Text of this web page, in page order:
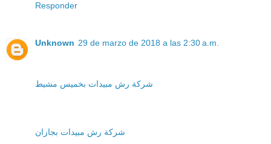
Responder
Unknown 29 de marzo de 2018 a las 2:30 a.m.
شركة رش مبيدات بخميس مشيط
شركة رش مبيدات بجازان